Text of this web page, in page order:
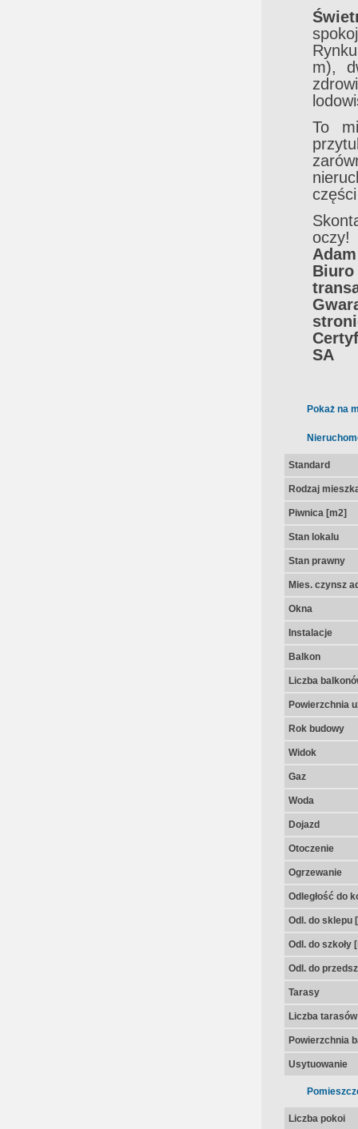
m),
To
oczy!
SA
Pokaż na
Standard
Rodzaj
Piwnica [m2]
Stan lokalu
Stan prawny
Mies. czynsz
Okna
Instalacje
Balkon
Liczba
Powierzchnia
Rok budowy
Widok
Gaz
Woda
Dojazd
Otoczenie
Ogrzewanie
Odległość do
Odl. do sklepu
Odl. do szkoły
Odl. do
Tarasy
Liczba tarasów
Powierzchnia
Usytuowanie
Liczba pokoi